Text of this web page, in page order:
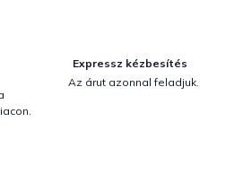
Expressz kézbesítés
Az árut azonnal feladjuk.